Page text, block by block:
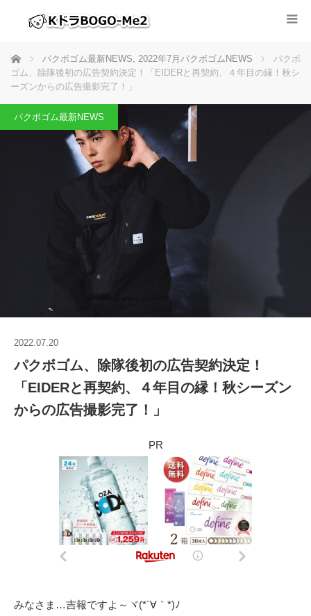
ホーム パクボゴム最新NEWS, 2022年7月パクボゴムNEWS
パクボ
ゴム、除隊後初の広告契約決定！「EIDERと再契約、４年目の縁！秋シ
ーズンからの広告撮影完了！」
パクボゴム最新NEWS
2022.07.20
パクボゴム、除隊後初の広告契約決定！
「EIDERと再契約、４年目の縁！秋シーズン
からの広告撮影完了！」
PR
みなさま…吉報ですよ～ヾ(*´∀｀*)ﾉ